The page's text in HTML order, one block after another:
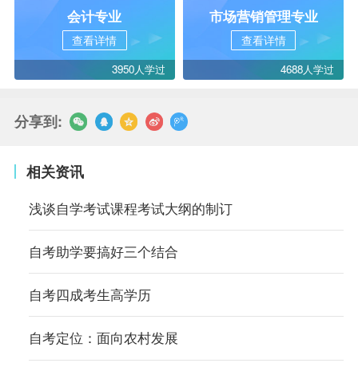
会计专业
查看详情
3950人学过
市场营销管理专业
查看详情
4688人学过
分享到:
相关资讯
浅谈自学考试课程考试大纲的制订
自考助学要搞好三个结合
自考四成考生高学历
自考定位：面向农村发展